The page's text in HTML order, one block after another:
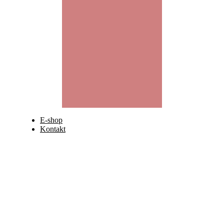
E-shop
Kontakt